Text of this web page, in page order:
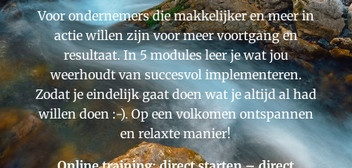
Voor ondernemers die makkelijker en meer in
actie willen zijn voor meer voortgang en
resultaat. In 5 modules leer je wat jou
weerhoudt van succesvol implementeren.
Zodat je eindelijk gaat doen wat je altijd al had
willen doen :-). Op een volkomen ontspannen
en relaxte manier!